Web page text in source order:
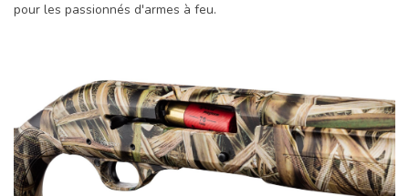
pour les passionnés d'armes à feu.